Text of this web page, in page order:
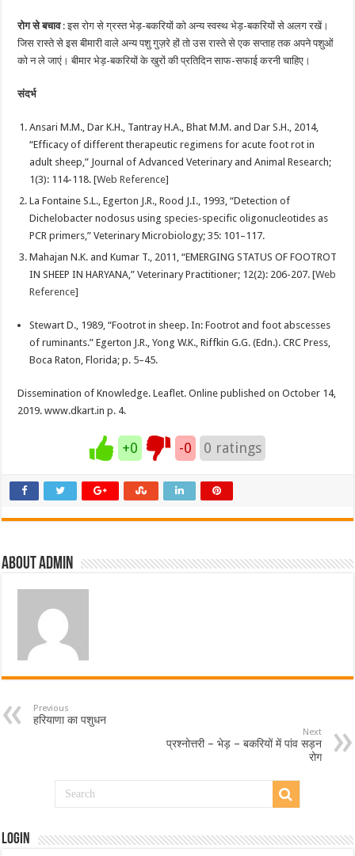
रोग से बचाव: इस रोग से ग्रस्त भेड़-बकरियों को अन्य स्वस्थ भेड़-बकरियों से अलग रखें।
जिस रास्ते से इस बीमारी वाले अन्य पशु गुज़रे हों तो उस रास्ते से एक सप्ताह तक अपने पशुओं
को न ले जाएं। बीमार भेड़-बकरियों के खुरों की प्रतिदिन साफ-सफाई करनी चाहिए।
संदर्भ
Ansari M.M., Dar K.H., Tantray H.A., Bhat M.M. and Dar S.H., 2014,
“Efficacy of different therapeutic regimens for acute foot rot in
adult sheep,” Journal of Advanced Veterinary and Animal Research;
1(3): 114-118. [Web Reference]
La Fontaine S.L., Egerton J.R., Rood J.I., 1993, “Detection of
Dichelobacter nodosus using species-specific oligonucleotides as
PCR primers,” Veterinary Microbiology; 35: 101–117.
Mahajan N.K. and Kumar T., 2011, “EMERGING STATUS OF FOOTROT
IN SHEEP IN HARYANA,” Veterinary Practitioner; 12(2): 206-207. [Web
Reference]
Stewart D., 1989, “Footrot in sheep. In: Footrot and foot abscesses
of ruminants.” Egerton J.R., Yong W.K., Riffkin G.G. (Edn.). CRC Press,
Boca Raton, Florida; p. 5–45.
Dissemination of Knowledge. Leaflet. Online published on October 14,
2019. www.dkart.in p. 4.
+0 -0 0 ratings
About admin
Previous
हरियाणा का पशुधन
Next
प्रश्नोत्तरी – भेड़ – बकरियों में पांव सड़न
रोग
Login